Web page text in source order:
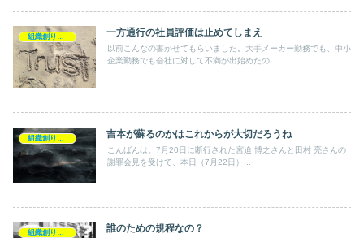
組織創り・企業創り 一方通行の社員評価は止めてしまえ
以前こんなの書かせてもらいました。大手メーカー勤務でも、中小
企業勤務でも会社に対して不満が出始めたの...
組織創り・企業創り 吉本が蘇るのかはこれからが大切だろうね
こんばんは。7月20日に断行された宮迫 博之さんと田村 亮さんの
謝罪会見を受けて、本日（7月22日）...
組織創り・企業創り 誰のための規程なの？